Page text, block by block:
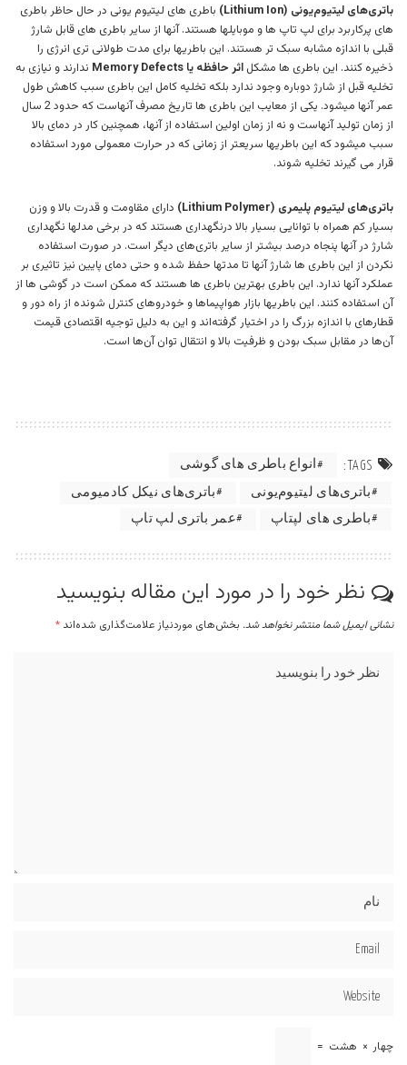
باتری‌های لیتیوم‌یونی (Lithium Ion)
باطری های لیتیوم یونی در حال حاظر باطری
های پرکاربرد برای لپ تاپ ها و موبایلها هستند. آنها از سایر باطری های قابل شارژ
قبلی با اندازه مشابه سبک تر هستند. این باطریها برای مدت طولانی تری انرژی را
ذخیره کنند. این باطری ها مشکل اثر حافظه یا Memory Defects
ندارند و نیازی به
تخلیه قبل از شارژ دوباره وجود ندارد بلکه تخلیه کامل این باطری سبب کاهش طول
عمر آنها میشود. یکی از معایب این باطری ها تاریخ مصرف آنهاست که حدود 2 سال
از زمان تولید آنهاست و نه از زمان اولین استفاده از آنها، همچنین کار در دمای بالا
سبب میشود که این باطریها سریعتر از زمانی که در حرارت معمولی مورد استفاده
قرار می گیرند تخلیه شوند.
باتری‌های لیتیوم پلیمری (Lithium Polymer)
دارای مقاومت و قدرت بالا و وزن
بسیار کم همراه با توانایی بسیار بالا درنگهداری هستند که در برخی مدلها نگهداری
شارژ در آنها پنجاه درصد بیشتر از سایر باتری‌های دیگر است. در صورت استفاده
نکردن از این باطری ها شارژ آنها تا مدتها حفظ شده و حتی دمای پایین نیز تاثیری بر
عملکرد آنها ندارد. این باطری بهترین باطری ها هستند که ممکن است در گوشی ها از
آن استفاده کنند. این باطریها بازار هواپیماها و خودروهای کنترل شونده از راه دور و
قطارهای با اندازه بزرگ را در اختیار گرفته‌اند و این به دلیل توجیه اقتصادی قیمت
آن‌ها در مقابل سبک بودن و ظرفیت بالا و انتقال توان آن‌ها است.
TAGS:
انواع باطری های گوشی
باتری‌های لیتیوم‌یونی
باتری‌های نیکل کادمیومی
باطری های لپتاپ
عمر باتری لپ تاپ
نظر خود را در مورد این مقاله بنویسید
نشانی ایمیل شما منتشر نخواهد شد. بخش‌های موردنیاز علامت‌گذاری شده‌اند *
چهار × هشت =